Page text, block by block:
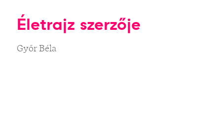
Életrajz szerzője
Győr Béla